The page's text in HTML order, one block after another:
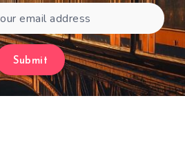
Submit